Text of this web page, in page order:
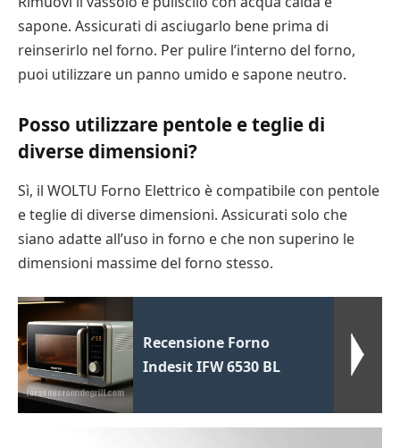
sapone. Assicurati di asciugarlo bene prima di
reinserirlo nel forno. Per pulire l’interno del forno,
puoi utilizzare un panno umido e sapone neutro.
Posso utilizzare pentole e teglie di
diverse dimensioni?
Sì, il WOLTU Forno Elettrico è compatibile con pentole
e teglie di diverse dimensioni. Assicurati solo che
siano adatte all’uso in forno e che non superino le
dimensioni massime del forno stesso.
Recensione Forno
Indesit IFW 6530 BL